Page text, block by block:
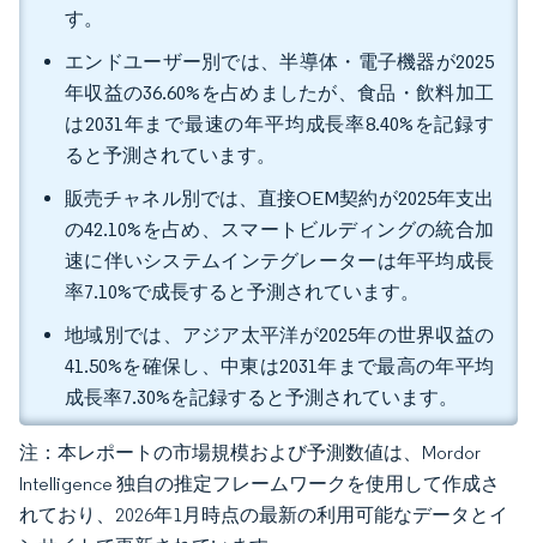
す。
エンドユーザー別では、半導体・電子機器が2025
年収益の36.60%を占めましたが、食品・飲料加工
は2031年まで最速の年平均成長率8.40%を記録す
ると予測されています。
販売チャネル別では、直接OEM契約が2025年支出
の42.10%を占め、スマートビルディングの統合加
速に伴いシステムインテグレーターは年平均成長
率7.10%で成長すると予測されています。
地域別では、アジア太平洋が2025年の世界収益の
41.50%を確保し、中東は2031年まで最高の年平均
成長率7.30%を記録すると予測されています。
注：本レポートの市場規模および予測数値は、Mordor
Intelligence 独自の推定フレームワークを使用して作成さ
れており、2026年1月時点の最新の利用可能なデータとイ